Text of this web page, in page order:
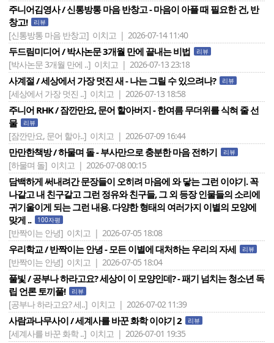
주니어김영사 / 신통방통 마음 반창고 - 마음이 아플 때 필요한 건, 반
창고!
리뷰
[신통방통 마음 반창고] 이치고 | 2026-07-14 11:40
두드림미디어 / 박사논문 3개월 만에 끝내는 비법 리뷰
[박사논문 3개월 만에 ..] 이치고 | 2026-07-13 23:18
사계절 / 세상에서 가장 멋진 새 - 나는 그릴 수 있으려나? 리뷰
[세상에서 가장 멋진 ..] 이치고 | 2026-07-13 18:58
주니어 RHK / 잠깐만요, 문어 할아버지 - 한여름 무더위를 식혀 줄 선
물
리뷰
[잠깐만요, 문어 할아..] 이치고 | 2026-07-09 16:44
만만한책방 / 하물며 돌 - 부사만으로 충분한 마음 전하기 리뷰
[하물며 돌] 이치고 | 2026-07-08 00:15
담백하게 써내려간 문장들이 오히려 마음에 와 닿는 그런 이야기. 꼭
나같고 내 친구같고 그런 정유와 친구들, 그 외 등장 인물들의 소리에
귀기울이게 되는 그런 내용. 다양한 형태의 여러가지 이별의 모양에
맞게 ..
100자평
[반짝이는 안녕] 이치고 | 2026-07-05 18:08
우리학교 / 반짝이는 안녕 - 모든 이별에 대처하는 우리의 자세 리뷰
[반짝이는 안녕] 이치고 | 2026-07-05 18:04
풀빛 / 공부나 하라고요? 세상이 이 모양인데? - 패기 넘치는 청소년 독
립 언론 토끼풀!
리뷰
[공부나 하라고요? 세..] 이치고 | 2026-07-02 11:39
사람과나무사이 / 세계사를 바꾼 화학 이야기 2 리뷰
[세계사를 바꾼 화학 ..] 이치고 | 2026-07-01 19:35